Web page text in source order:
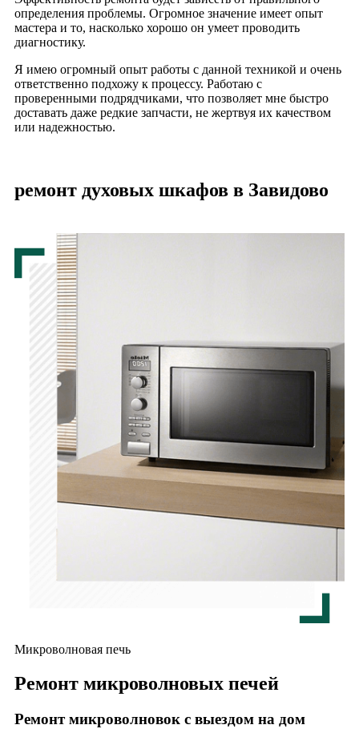
определения проблемы. Огромное значение имеет опыт
мастера и то, насколько хорошо он умеет проводить
диагностику.
Я имею огромный опыт работы с данной техникой и очень
ответственно подхожу к процессу. Работаю с
проверенными подрядчиками, что позволяет мне быстро
доставать даже редкие запчасти, не жертвуя их качеством
или надежностью.
ремонт духовых шкафов в Завидово
Микроволновая печь
Ремонт микроволновых печей
Ремонт микроволновок с выездом на дом